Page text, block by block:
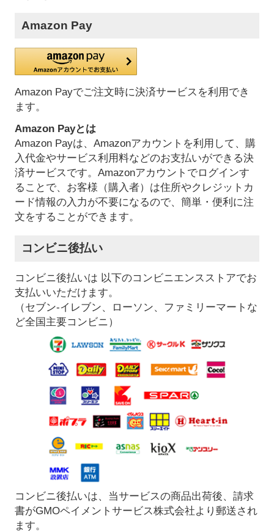
Amazon Pay
Amazon Payでご注文時に決済サービスを利用でき
ます。
Amazon Payとは
Amazon Payは、Amazonアカウントを利用して、購
入代金やサービス利用料などのお支払いができる決
済サービスです。Amazonアカウントでログインす
ることで、お客様（購入者）は住所やクレジットカ
ード情報の入力が不要になるので、簡単・便利に注
文をすることができます。
コンビニ後払い
コンビニ後払いは 以下のコンビニエンスストアでお
支払いいただけます。
（セブン-イレブン、ローソン、ファミリーマートな
ど全国主要コンビニ）
コンビニ後払いは、当サービスの商品出荷後、請求
書がGMOペイメントサービス株式会社より郵送され
ます。